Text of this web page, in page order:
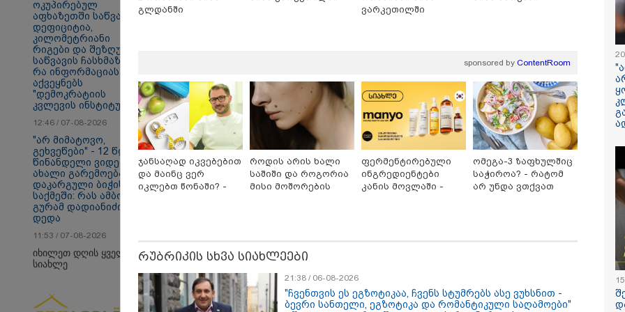
თბილისი - ჰერაკლიონი
თბილისი -
პოლიტიკა
09:35 / 07-08-2026
"საქართველო
გადავარჩინეთ,
რუსეთმა ვერ
ვერცერთ
მიზანს" - რას
სააკაშვილი
ოკუპირებულ
აფხაზეთში საწვავის
დეფიციტია,
კილომეტრიანი
რიგები და შეზღუდვა
საწვავის ჩასხმაზე -
რა ინფორმაციას
აქვეყნებს
"დემოკრატიის
კვლევის ინსტიტუტი“
12:46 / 07-08-2026
"არ მიმატოვო,
გეხვეწები" - 12 წლის
წინანდელი ვიდეო და
ახალი გარემოება
დაკარგული ბიჭის
საქმეში: რას ამბობს
გურამ დადიანიძის
დედა
11:53 / 07-08-2026
იხილეთ დღის ყველა
სიახლე
გლდანში
ვარკეთილში
sponsored by ContentRoom
ჯანსაღად იკვებებით
და მაინც ვერ
იკლებთ წონაში? -
როდის არის ხალი
საშიში და როგორია
მისი მოშორების
ფერმენტირებული
ინგრედიენტები
კანის მოვლაში -
ომეგა-3 ზაფხულშიც
საჭიროა? - რატომ
არ უნდა ვთქვათ
რუბრიკის სხვა სიახლეები
21:38 / 06-08-2026
"ჩვენთვის ეს ეგზოტიკაა, ჩვენს სტუმრებს ასე ვუხსნით -
ბევრი სანთელი, ეგზოტიკა და რომანტიკული საღამოები"